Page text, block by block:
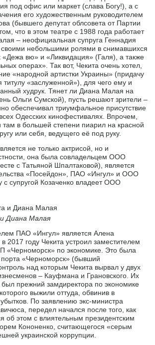
под офис или маркет (слава Богу!), а с
его художественным руководителем
(бывшего депутат облсовета от Партии
что в этом театре с 1988 года работает
– неофициальная супруга Геннадия
своими небольшими ролями в снимавшихся
вю» и «Ликвидация» (Галя), а также
операх». Так вот, Чекита очень хотел,
«народной артистки Украины» (придачу
«заслуженной»), для чего ему и
худрук. Тянет ли Диана Малая на
Ольги Сумской), пусть решают зрители –
обеспечивал триумфальное присутствие
Одесских кинофестивалях. Впрочем,
там в большей степени пиарил на красной
или себя, ведущего её под руку.
не только актрисой, но и
она была совладельцем ООО
с Татьяной Шпалтаковой), является
«Посейдон», ПАО «Ингул» и ООО
супругой Козаченко владеет ООО
Диана Малая
ПАО «Ингул» является Алена
2017 году Чекита устроил заместителем
«Черноморск» по экономике. Это была
«Черноморск» (бывший
над которым Чекита вырвал у двух
– Кауфмана и Грановского. Их
был прежний замдиректора по экономике
выжили оттуда, обвинив в
По заявлению экс-министра
передел начался после того, как
об этом с влиятельным президентским
Кононенко, считающегося «серым
украинской коррупции.